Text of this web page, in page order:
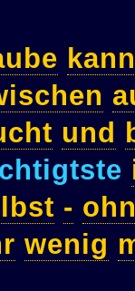
kann
und
-
wenig